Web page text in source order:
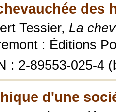
des
Tessier, La
: Éditions
: 2-89553-025-4
d'une